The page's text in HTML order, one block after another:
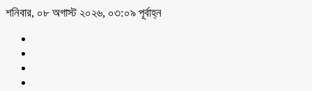
শনিবার, ০৮ অগাস্ট ২০২৬, ০৩:০৯ পূর্বাহ্ন